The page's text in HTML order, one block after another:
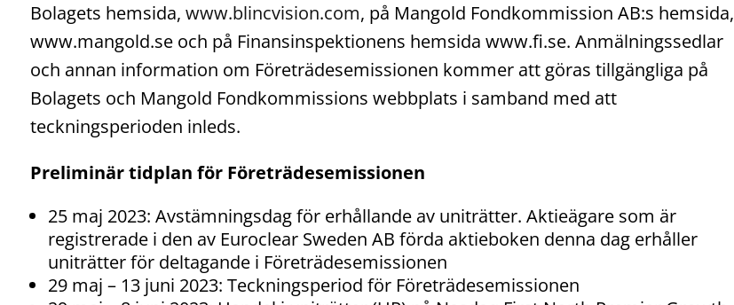
Bolagets hemsida, www.blincvision.com, på Mangold Fondkommission AB:s hemsida,
www.mangold.se och på Finansinspektionens hemsida www.fi.se. Anmälningssedlar
och annan information om Företrädesemissionen kommer att göras tillgängliga på
Bolagets och Mangold Fondkommissions webbplats i samband med att
teckningsperioden inleds.
Preliminär tidplan för Företrädesemissionen
25 maj 2023: Avstämningsdag för erhållande av uniträtter. Aktieägare som är
registrerade i den av Euroclear Sweden AB förda aktieboken denna dag erhåller
uniträtter för deltagande i Företrädesemissionen
29 maj – 13 juni 2023: Teckningsperiod för Företrädesemissionen